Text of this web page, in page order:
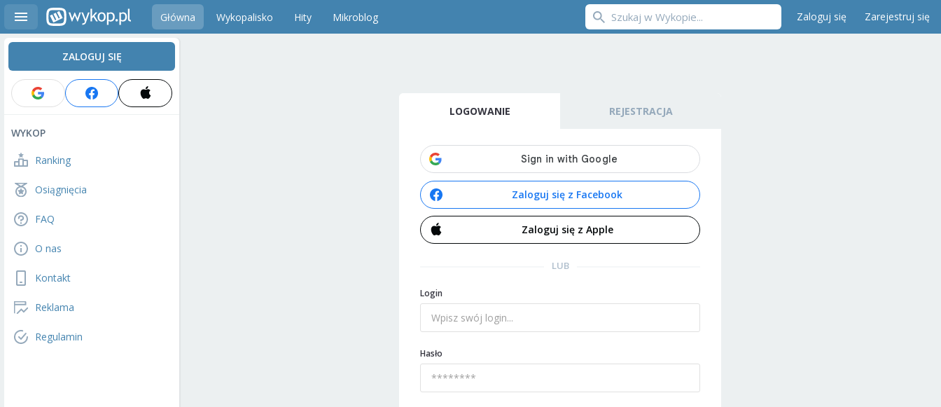
Główna Wykopalisko Hity Mikroblog Zaloguj się Zarejestruj się
ZALOGUJ SIĘ
WYKOP
Ranking
Osiągnięcia
FAQ
O nas
Kontakt
Reklama
Regulamin
LOGOWANIE REJESTRACJA
Zaloguj się z Facebook
Zaloguj się z Apple
LUB
Login
Hasło